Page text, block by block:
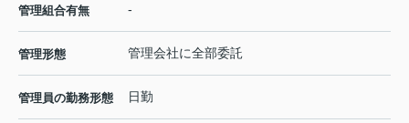
管理組合有無 -
管理形態 管理会社に全部委託
管理員の勤務形態 日勤